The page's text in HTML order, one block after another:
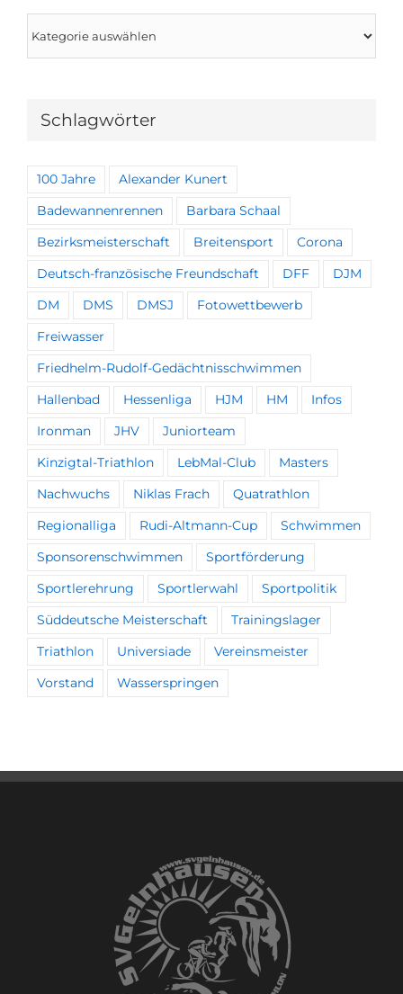
Schlagwörter
100 Jahre Alexander Kunert
Badewannenrennen Barbara Schaal
Bezirksmeisterschaft Breitensport Corona
Deutsch-französische Freundschaft DFF DJM
DM DMS DMSJ Fotowettbewerb
Freiwasser
Friedhelm-Rudolf-Gedächtnisschwimmen
Hallenbad Hessenliga HJM HM Infos
Ironman JHV Juniorteam
Kinzigtal-Triathlon LebMal-Club Masters
Nachwuchs Niklas Frach Quatrathlon
Regionalliga Rudi-Altmann-Cup Schwimmen
Sponsorenschwimmen Sportförderung
Sportlerehrung Sportlerwahl Sportpolitik
Süddeutsche Meisterschaft Trainingslager
Triathlon Universiade Vereinsmeister
Vorstand Wasserspringen